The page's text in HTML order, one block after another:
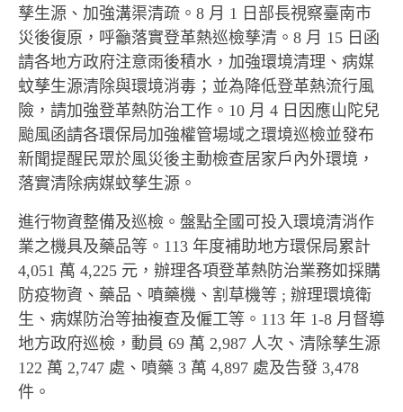
孳生源、加強溝渠清疏。8 月 1 日部長視察臺南市
災後復原，呼籲落實登革熱巡檢孳清。8 月 15 日函
請各地方政府注意雨後積水，加強環境清理、病媒
蚊孳生源清除與環境消毒；並為降低登革熱流行風
險，請加強登革熱防治工作。10 月 4 日因應山陀兒
颱風函請各環保局加強權管場域之環境巡檢並發布
新聞提醒民眾於風災後主動檢查居家戶內外環境，
落實清除病媒蚊孳生源。
進行物資整備及巡檢。盤點全國可投入環境清消作
業之機具及藥品等。113 年度補助地方環保局累計
4,051 萬 4,225 元，辦理各項登革熱防治業務如採購
防疫物資、藥品、噴藥機、割草機等 ; 辦理環境衛
生、病媒防治等抽複查及僱工等。113 年 1-8 月督導
地方政府巡檢，動員 69 萬 2,987 人次、清除孳生源
122 萬 2,747 處、噴藥 3 萬 4,897 處及告發 3,478
件。